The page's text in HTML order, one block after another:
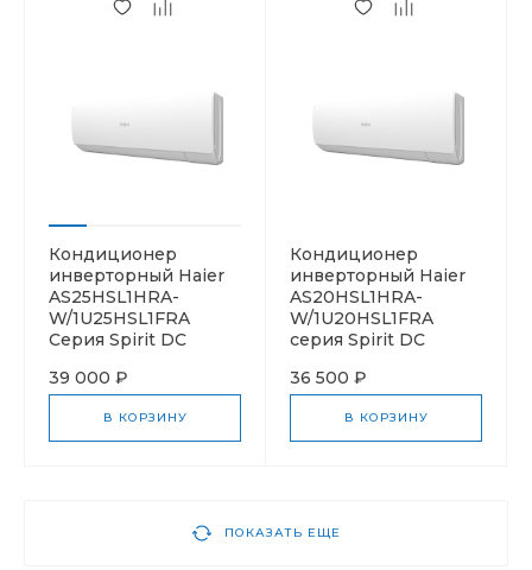
Кондиционер
инверторный Haier
AS25HSL1HRA-
W/1U25HSL1FRA
Серия Spirit DC
39 000 ₽
В КОРЗИНУ
Кондиционер
инверторный Haier
AS20HSL1HRA-
W/1U20HSL1FRA
cерия Spirit DC
36 500 ₽
В КОРЗИНУ
ПОКАЗАТЬ ЕЩЕ